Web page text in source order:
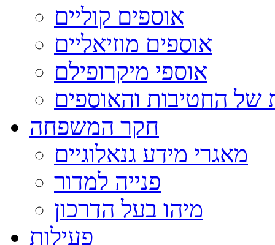
אוספים קוליים
אוספים מוזיאליים
אוספי מיקרופילם
של החטיבות והאוספים
חקר המשפחה
מאגרי מידע גנאלוגיים
פנייה למדור
מיהו בעל הדרכון
פעילות